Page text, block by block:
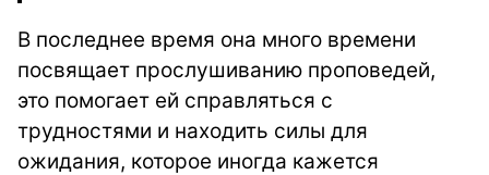
В последнее время она много времени
посвящает прослушиванию проповедей,
это помогает ей справляться с
трудностями и находить силы для
ожидания, которое иногда кажется